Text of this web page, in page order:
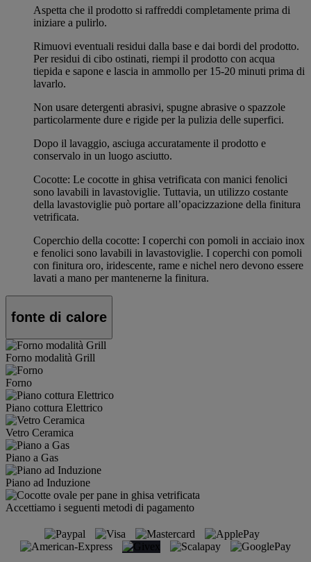
Aspetta che il prodotto si raffreddi completamente prima di
iniziare a pulirlo.
Rimuovi eventuali residui dalla base e dai bordi del prodotto.
Per residui di cibo ostinati, riempi il prodotto con acqua
tiepida e sapone e lascia in ammollo per 15-20 minuti prima di
lavarlo.
Non usare detergenti abrasivi, spugne abrasive o spazzole
particolarmente dure e rigide per la pulizia delle superfici.
Dopo il lavaggio, asciuga accuratamente il prodotto e
conservalo in un luogo asciutto.
Cocotte: Le cocotte in ghisa vetrificata con manici fenolici
sono lavabili in lavastoviglie. Tuttavia, un utilizzo costante
della lavastoviglie può portare all’opacizzazione della finitura
vetrificata.
Coperchio della cocotte: I coperchi con pomoli in acciaio inox
e fenolici sono lavabili in lavastoviglie. I coperchi con pomoli
con finitura oro, iridescente, rame e nichel nero devono essere
lavati a mano per mantenerne la finitura.
fonte di calore
Forno modalità Grill
Forno
Piano cottura Elettrico
Vetro Ceramica
Piano a Gas
Piano ad Induzione
Accettiamo i seguenti metodi di pagamento